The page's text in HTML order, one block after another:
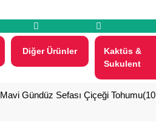
Diğer Ürünler
Kaktüs &
Sukulent
Gündüz Sefası Çiçeği Tohumu(10